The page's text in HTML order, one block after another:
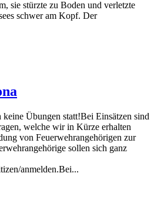
sie stürzte zu Boden und verletzte
schwer am Kopf. Der
Übungen statt!Bei Einsätzen sind
welche wir in Kürze erhalten
von Feuerwehrangehörigen zur
sollen sich ganz
anmelden.Bei...